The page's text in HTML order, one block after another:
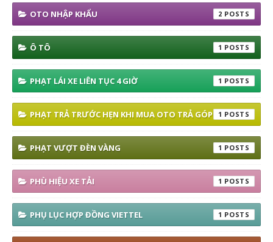
OTO NHẬP KHẨU 2
Ô TÔ 1
PHẠT LÁI XE LIÊN TỤC 4 GIỜ 1
PHẠT TRẢ TRƯỚC HẸN KHI MUA OTO TRẢ GÓP 1
PHẠT VƯỢT ĐÈN VÀNG 1
PHÙ HIỆU XE TẢI 1
PHỤ LỤC HỢP ĐỒNG VIETTEL 1